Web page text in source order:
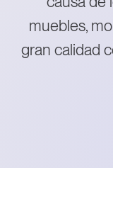
muebles,
gran calidad